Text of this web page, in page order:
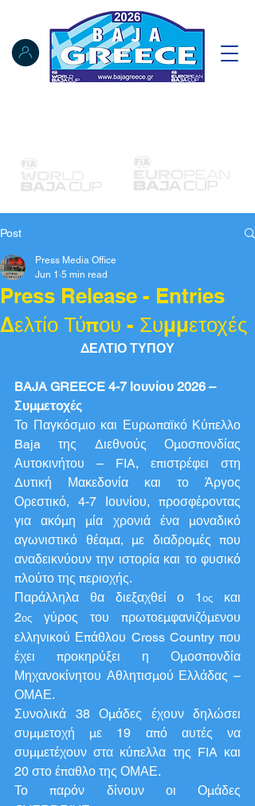
Post
Press Release - Entries
Δελτίο Τύπου - Συμμετοχές
Press Media Office
Jun 1 5 min read
ΔΕΛΤΙΟ ΤΥΠΟΥ
BAJA GREECE 4-7 Ιουνίου 2026 –
Συμμετοχές
Το Παγκόσμιο και Ευρωπαϊκό Κύπελλο
Baja της Διεθνούς Ομοσπονδίας
Αυτοκινήτου – FIA, επιστρέφει στη
Δυτική Μακεδονία και το Άργος
Ορεστικό, 4-7 Ιουνίου, προσφέροντας
για ακόμη μία χρονιά ένα μοναδικό
αγωνιστικό θέαμα, με διαδρομές που
αναδεικνύουν την ιστορία και το φυσικό
πλούτο της περιοχής.
Παράλληλα θα διεξαχθεί ο 1ος
και
2ος
γύρος του πρωτοεμφανιζόμενου
ελληνικού Επάθλου Cross Country που
έχει προκηρύξει η Ομοσπονδία
Μηχανοκίνητου Αθλητισμού Ελλάδας –
ΟΜΑΕ.
Συνολικά 38 Ομάδες έχουν δηλώσει
συμμετοχή με 19 από αυτές να
συμμετέχουν στα κύπελλα της FIA και
20 στο έπαθλο της ΟΜΑΕ.
Το παρόν δίνουν οι Ομάδες